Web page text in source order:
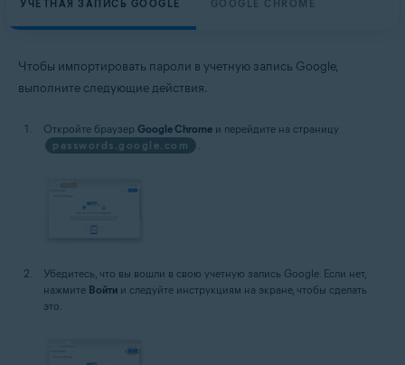
УЧЕТНАЯ ЗАПИСЬ GOOGLE GOOGLE CHROME
Чтобы импортировать пароли в учетную запись Google,
выполните следующие действия.
Откройте браузер Google Chrome и перейдите на страницу
passwords.google.com
Убедитесь, что вы вошли в свою учетную запись Google. Если нет,
нажмите Войти и следуйте инструкциям на экране, чтобы сделать
это.